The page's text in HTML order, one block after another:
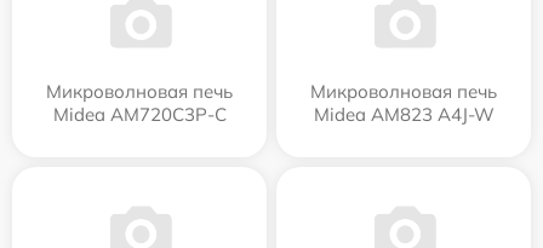
Микроволновая печь
Midea AM720C3P-C
Микроволновая печь
Midea AM823 A4J-W